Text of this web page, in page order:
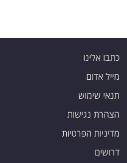
כתבו אלינו
מייל אדום
תנאי שימוש
הצהרת נגישות
מדיניות הפרטיות
דרושים